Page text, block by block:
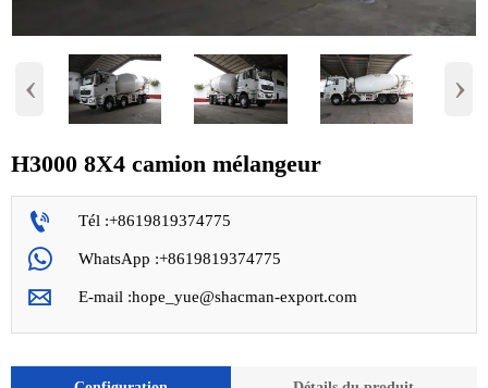
‹ ›
H3000 8X4 camion mélangeur
 Tél :+8619819374775
 WhatsApp :+8619819374775
 E-mail :hope_yue@shacman-export.com